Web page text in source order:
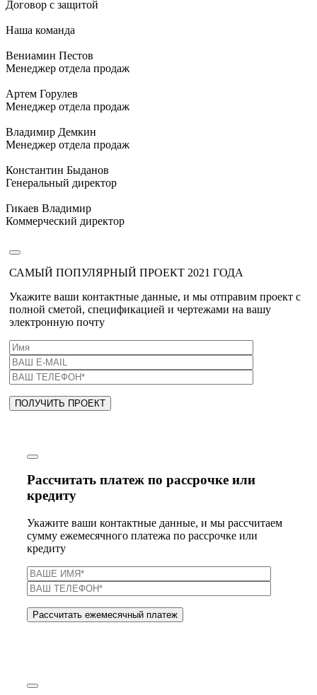
Договор с защитой
Наша команда
Вениамин Пестов
Менеджер отдела продаж
Артем Горулев
Менеджер отдела продаж
Владимир Демкин
Менеджер отдела продаж
Константин Быданов
Генеральный директор
Гикаев Владимир
Коммерческий директор
САМЫЙ ПОПУЛЯРНЫЙ ПРОЕКТ 2021 ГОДА
Укажите ваши контактные данные, и мы отправим проект с
полной сметой, спецификацией и чертежами на вашу
электронную почту
Рассчитать платеж по рассрочке или
кредиту
Укажите ваши контактные данные, и мы рассчитаем
сумму ежемесячного платежа по рассрочке или
кредиту